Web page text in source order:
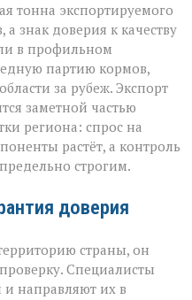
шрот
выходит
международный
уровень»
тонна экспортируемого
а знак доверия к качеству
в профильном
партию кормов,
за рубеж. Экспорт
заметной частью
региона: спрос на
растёт, а контроль
строгим.
доверия
страны, он
Специалисты
направляют их в